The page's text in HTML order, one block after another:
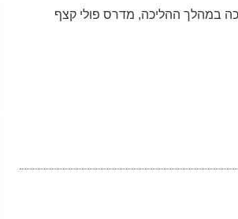
מדרס פולי קצף